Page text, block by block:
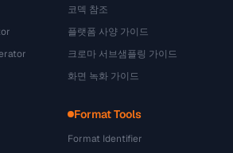
코덱 참조
플랫폼 사양 가이드
크로마 서브샘플링 가이드
화면 녹화 가이드
Format Tools
Format Identifier